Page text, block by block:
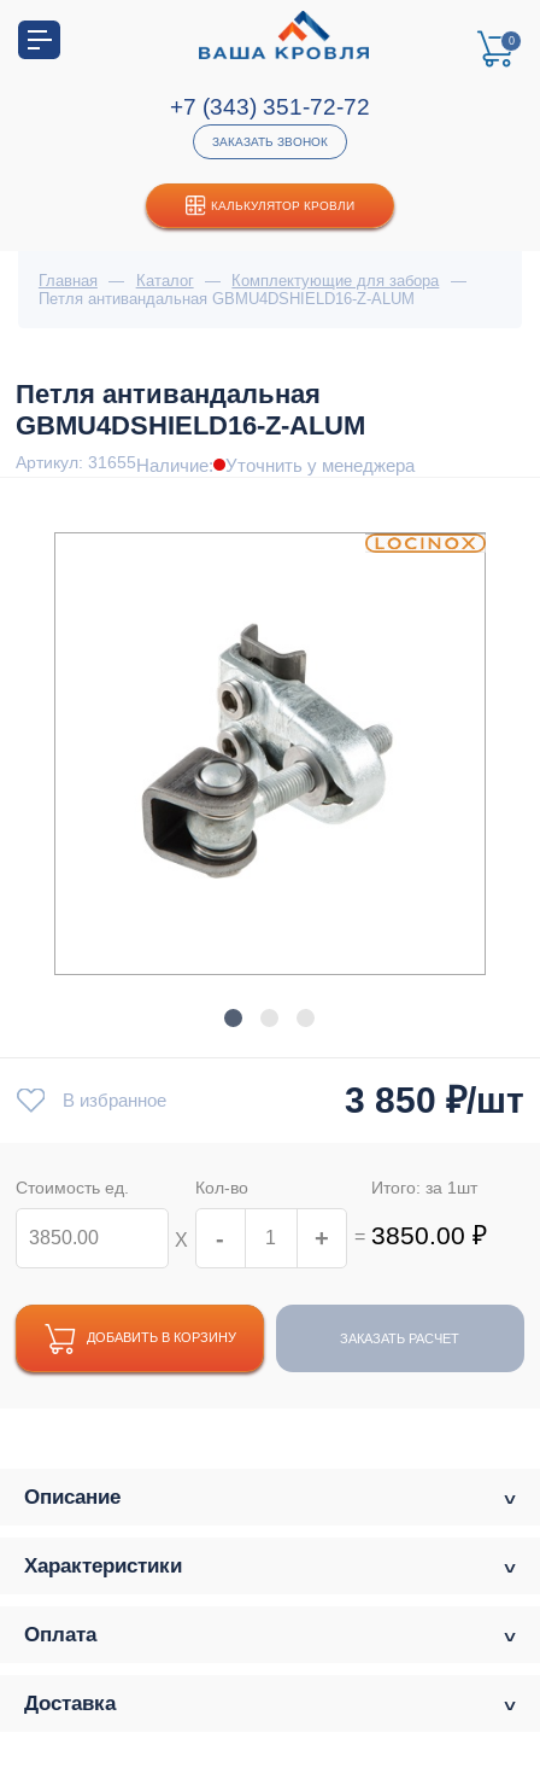
КАЛЬКУЛЯТОР КРОВЛИ
0
+7 (343) 351-72-72
ЗАКАЗАТЬ ЗВОНОК
Главная — Каталог — Комплектующие для забора
—
Петля антивандальная GBMU4DSHIELD16-Z-ALUM
Петля антивандальная
GBMU4DSHIELD16-Z-ALUM
Артикул: 31655Наличие: Уточнить у менеджера
В избранное 3 850 ₽/шт
Стоимость ед.
Х
Кол-во
- + =
Итого: за 1 шт
3850.00 ₽
ДОБАВИТЬ В КОРЗИНУ ЗАКАЗАТЬ РАСЧЕТ
Описание
Характеристики
Оплата
Доставка